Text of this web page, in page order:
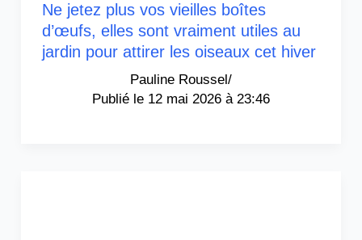
Ne jetez plus vos vieilles boîtes
d’œufs, elles sont vraiment utiles au
jardin pour attirer les oiseaux cet hiver
Pauline Roussel/
12 mai 2026 à 23:46